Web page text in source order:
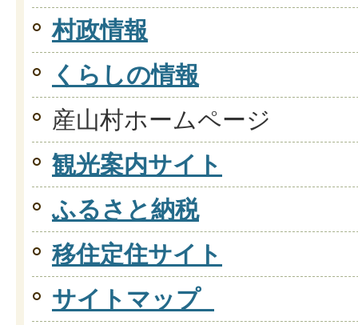
村政情報
くらしの情報
産山村ホームページ
観光案内サイト
ふるさと納税
移住定住サイト
サイトマップ_